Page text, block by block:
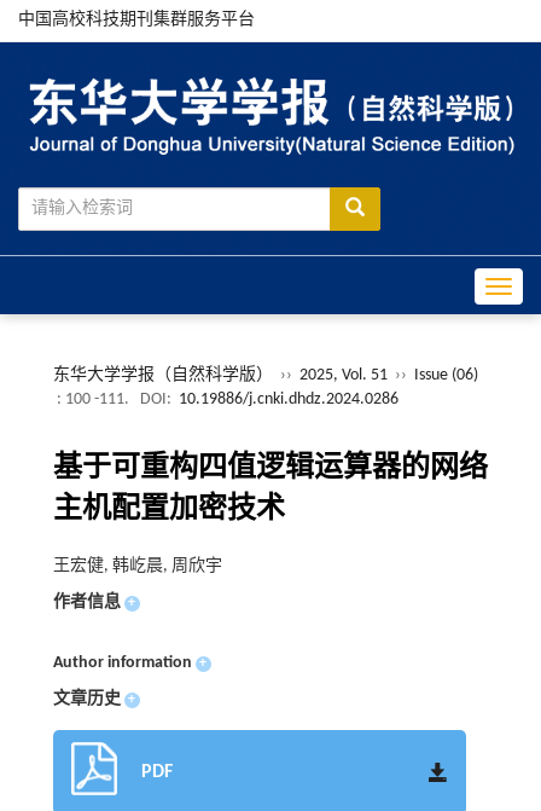
中国高校科技期刊集群服务平台
东华大学学报（自然科学版） ›› 2025, Vol. 51 ›› Issue (06)
: 100 -111.
DOI: 10.19886/j.cnki.dhdz.2024.0286
基于可重构四值逻辑运算器的网络
主机配置加密技术
王宏健, 韩屹晨, 周欣宇
作者信息 +
Author information +
文章历史 +
PDF